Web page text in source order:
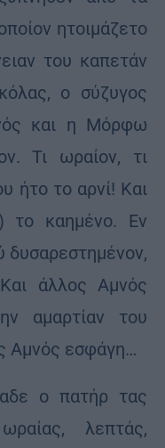
ητοιμάζετο
του καπετάν
ο σύζυγος
και η Μόρφω
Τι ωραίον, τι
ήτο το αρνί! Και
το καημένο. Εν
δυσαρεστημένον,
άλλος Αμνός
αμαρτίαν του
Αμνός εσφάγη…
ο πατήρ τας
λεπτάς,